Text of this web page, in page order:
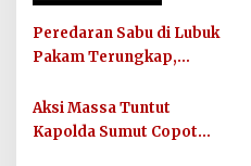
Peredaran Sabu di Lubuk
Pakam Terungkap,
Deli Serdang Bergerak
Cepat
Aksi Massa Tuntut
Kapolda Sumut Copot